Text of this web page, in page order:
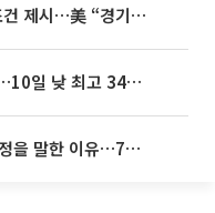
이란, 미국에 호르무즈 합의 조건 제시…美 “경기 아직 안 끝나” [종합]
[내일 날씨] 전국 무더위 계속…10일 낮 최고 34도 육박
추미애가 페이스북서 네 번 재정을 말한 이유…7700억 추경 열쇠는 도의회에